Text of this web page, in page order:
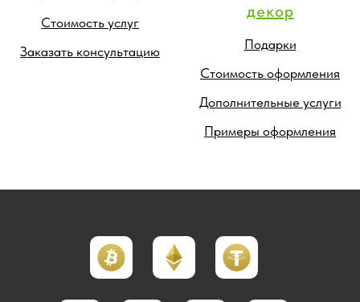
Стоимость услуг
Заказать консультацию
декор
Подарки
Стоимость оформления
Дополнительные услуги
Примеры оформления